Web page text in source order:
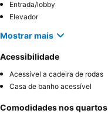
Entrada/lobby
Elevador
Mostrar mais
Acessibilidade
Acessível a cadeira de rodas
Casa de banho acessível
Comodidades nos quartos